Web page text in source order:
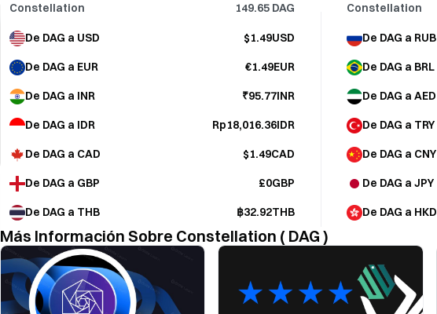
Constellation 149.65 DAG
De DAG a USD $1.49USD
De DAG a EUR €1.49EUR
De DAG a INR ₹95.77INR
De DAG a IDR Rp18,016.36IDR
De DAG a CAD $1.49CAD
De DAG a GBP £0GBP
De DAG a THB ฿32.92THB
Constellation
De DAG a RUB
De DAG a BRL
De DAG a AED
De DAG a TRY
De DAG a CNY
De DAG a JPY
De DAG a HKD
Más Información Sobre Constellation ( DAG )